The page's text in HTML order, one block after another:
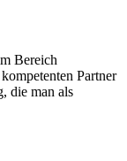
Bereich
Partner
die man als